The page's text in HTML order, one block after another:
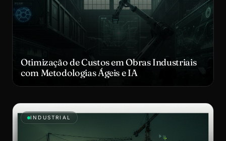
Otimização de Custos em Obras Industriais
com Metodologias Ágeis e IA
INDUSTRIAL